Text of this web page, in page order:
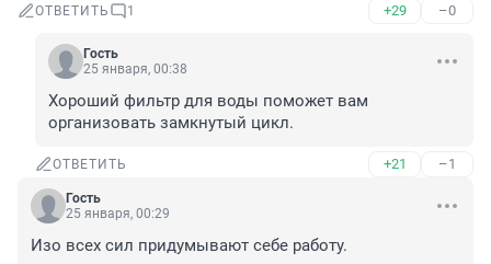
ОТВЕТИТЬ 1 +29 –0
Гость
25 января, 00:38
Хороший фильтр для воды поможет вам
организовать замкнутый цикл.
ОТВЕТИТЬ +21 –1
Гость
25 января, 00:29
Изо всех сил придумывают себе работу.